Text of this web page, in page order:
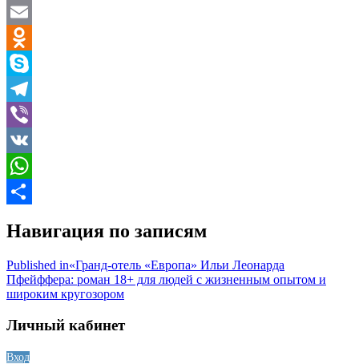
Email
Odnoklassniki
Skype
Telegram
Viber
VK
WhatsApp
Навигация по записям
Published in«Гранд-отель «Европа» Ильи Леонарда
Пфейффера: роман 18+ для людей с жизненным опытом и
широким кругозором
Личный кабинет
Вход